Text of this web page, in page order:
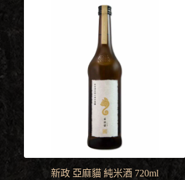
新政 亞麻貓 純米酒 720ml